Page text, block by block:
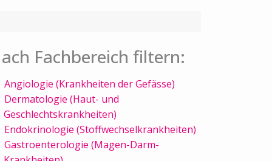
Fachbereich filtern:
Angiologie (Krankheiten der Gefässe)
Dermatologie (Haut- und
Geschlechtskrankheiten)
Endokrinologie (Stoffwechselkrankheiten)
Gastroenterologie (Magen-Darm-